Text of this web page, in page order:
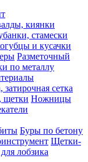
киянки
стамески
и кусачки
Разметочный
по металлу
сетка
щетки Ножницы
Буры по бетону
Щетки-
лобзика